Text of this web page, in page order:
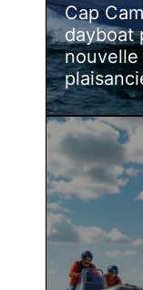
Cap
dayboat